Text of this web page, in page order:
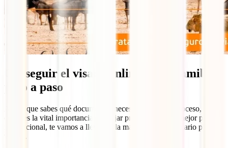
Conseguir el visado online para Namibia:
paso a paso
Ahora que sabes qué documentos necesitas para este proceso, y que
conoces la vital importancia de viajar protegido con la mejor póliza
internacional, te vamos a llevar de la mano por el formulario para tu
visado.